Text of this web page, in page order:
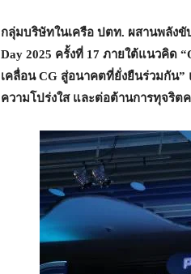
กลุ่มบริษัทในเครือ ปตท. ผสานพลัง
Day 2025 ครั้งที่ 17 ภายใต้แนวคิด “
เคลื่อนCG สู่อนาคตที่ยั่งยืนร่วมกัน”
ความโปร่งใส และต่อต้านการทุจริ